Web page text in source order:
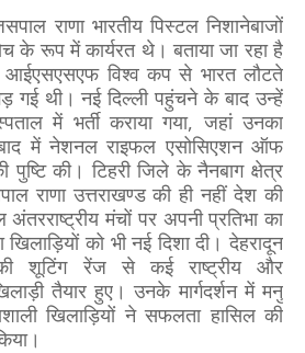
राणा भारतीय पिस्टल निशानेबाजों
के रूप में कार्यरत थे। बताया जा रहा है
विश्व कप से भारत लौटते
गई थी। नई दिल्ली पहुंचने के बाद उन्हें
में भर्ती कराया गया, जहां उनका
में नेशनल राइफल एसोसिएशन ऑफ
की। टिहरी जिले के नैनबाग क्षेत्र
राणा उत्तराखण्ड की ही नहीं देश की
मंचों पर अपनी प्रतिभा का
खिलाड़ियों को भी नई दिशा दी। देहरादून
शूटिंग रेंज से कई राष्ट्रीय और
तैयार हुए। उनके मार्गदर्शन में मनु
खिलाड़ियों ने सफलता हासिल की